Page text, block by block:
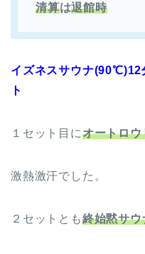
清算は退館時
イズネスサウナ
ト
１セット目にオートロ
激熱激汗でした。
２セットとも終始黙サウ